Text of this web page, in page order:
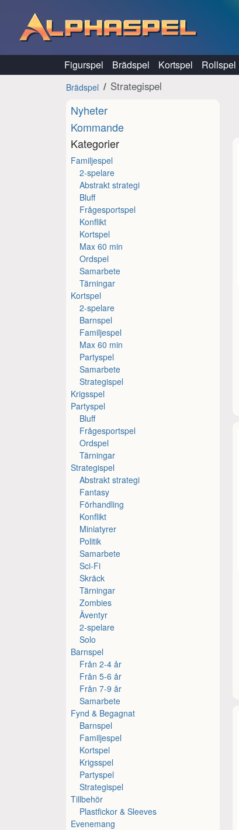
Figurspel Brädspel Kortspel Rollspel
Brädspel Strategispel
Nyheter
Kommande
Kategorier
Familjespel
2-spelare
Abstrakt strategi
Bluff
Frågesportspel
Konflikt
Kortspel
Max 60 min
Ordspel
Samarbete
Tärningar
Kortspel
2-spelare
Barnspel
Familjespel
Max 60 min
Partyspel
Samarbete
Strategispel
Krigsspel
Partyspel
Bluff
Frågesportspel
Ordspel
Tärningar
Strategispel
Abstrakt strategi
Fantasy
Förhandling
Konflikt
Miniatyrer
Politik
Samarbete
Sci-Fi
Skräck
Tärningar
Zombies
Äventyr
2-spelare
Solo
Barnspel
Från 2-4 år
Från 5-6 år
Från 7-9 år
Samarbete
Fynd & Begagnat
Barnspel
Familjespel
Kortspel
Krigsspel
Partyspel
Strategispel
Tillbehör
Plastfickor & Sleeves
Evenemang